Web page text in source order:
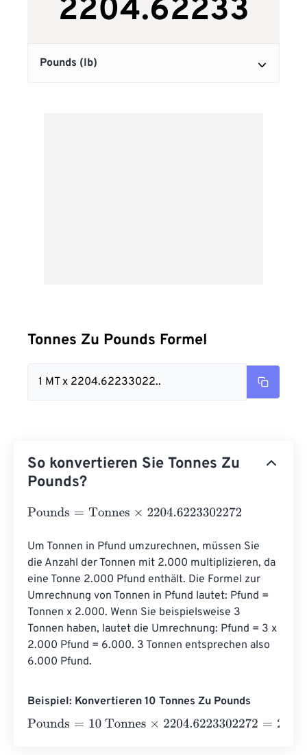
Tonnes Zu Pounds Formel
1 MT x 2204.62233022..
So konvertieren Sie Tonnes Zu
Pounds?
Pounds= Tonnes×2204.6223302272
Um Tonnen in Pfund umzurechnen, müssen Sie
die Anzahl der Tonnen mit 2.000 multiplizieren, da
eine Tonne 2.000 Pfund enthält. Die Formel zur
Umrechnung von Tonnen in Pfund lautet: Pfund =
Tonnen x 2.000. Wenn Sie beispielsweise 3
Tonnen haben, lautet die Umrechnung: Pfund = 3 x
2.000 Pfund = 6.000. 3 Tonnen entsprechen also
6.000 Pfund.
Beispiel: Konvertieren 10 Tonnes Zu Pounds
Pounds= 10 Tonnes×2204.6223302272=